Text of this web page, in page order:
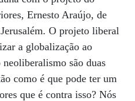
Ernesto Araújo, de
O projeto liberal
a globalização ao
são duas
como é que pode ter um
que é contra isso? Nós